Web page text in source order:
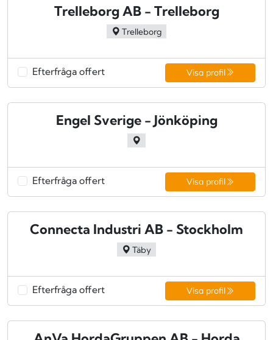
Trelleborg AB - Trelleborg
Trelleborg
Efterfråga offert Visa profil
Engel Sverige - Jönköping
Efterfråga offert Visa profil
Connecta Industri AB - Stockholm
Täby
Efterfråga offert Visa profil